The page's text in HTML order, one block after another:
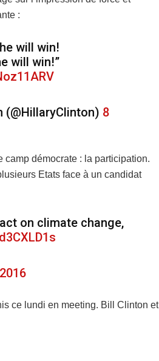
:
will win!
will win!”
(@HillaryClinton) 8
camp démocrate : la participation.
Etats face à un candidat
on climate change,
ce lundi en meeting. Bill Clinton et